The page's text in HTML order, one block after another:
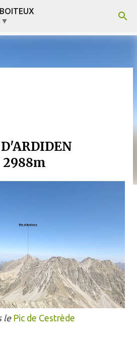
au contenu principal
▼
2988m
le Pic de Cestrède